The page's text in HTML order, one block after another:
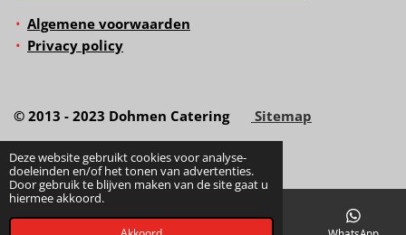
Deze website gebruikt cookies voor analyse-
doeleinden en/of het tonen van advertenties.
Door gebruik te blijven maken van de site gaat u
hiermee akkoord.
Akkoord
Algemene voorwaarden
Privacy policy
© 2013 - 2023 Dohmen Catering Sitemap